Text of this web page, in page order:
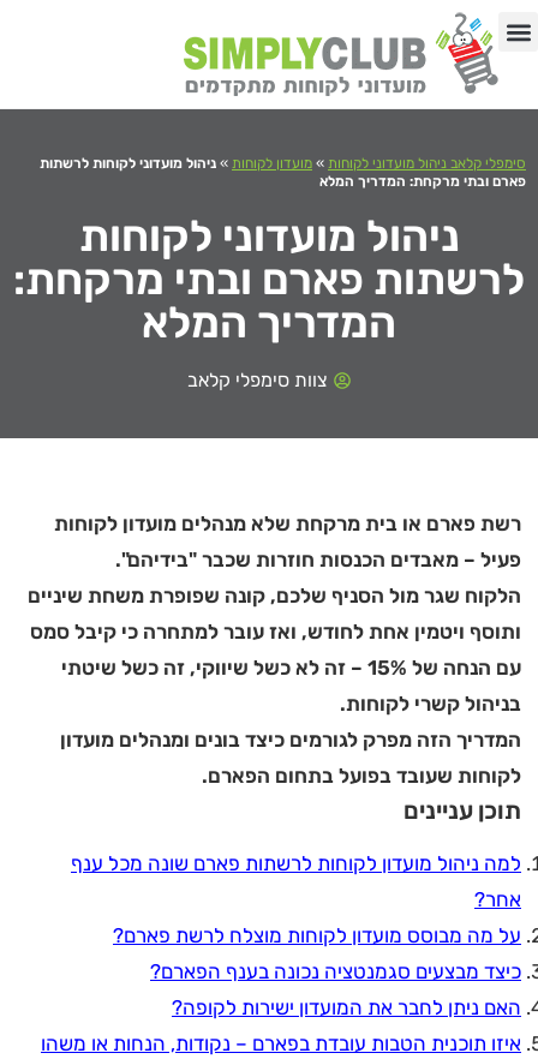
סימפלי קלאב ניהול מועדוני לקוחות » מועדון לקוחות » ניהול מועדוני לקוחות לרשתות
פארם ובתי מרקחת: המדריך המלא
ניהול מועדוני לקוחות
לרשתות פארם ובתי מרקחת:
המדריך המלא
צוות סימפלי קלאב
רשת פארם או בית מרקחת שלא מנהלים מועדון לקוחות
פעיל – מאבדים הכנסות חוזרות שכבר "בידיהם".
הלקוח שגר מול הסניף שלכם, קונה שפופרת משחת שיניים
ותוסף ויטמין אחת לחודש, ואז עובר למתחרה כי קיבל סמס
עם הנחה של 15% – זה לא כשל שיווקי, זה כשל שיטתי
בניהול קשרי לקוחות.
המדריך הזה מפרק לגורמים כיצד בונים ומנהלים מועדון
לקוחות שעובד בפועל בתחום הפארם.
תוכן עניינים
למה ניהול מועדון לקוחות לרשתות פארם שונה מכל ענף
אחר?
על מה מבוסס מועדון לקוחות מוצלח לרשת פארם?
כיצד מבצעים סגמנטציה נכונה בענף הפארם?
האם ניתן לחבר את המועדון ישירות לקופה?
איזו תוכנית הטבות עובדת בפארם – נקודות, הנחות או משהו